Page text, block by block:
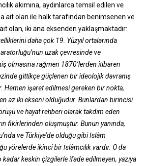
akımına, aydınlarca temsil edilen ve
ait olan ile halk tarafından benimsenen ve
olan, iki ana eksenden yaklaşmaktadır:
daha çok 19. Yüzyıl ortalarında
uzak çevresinde ve
olmasına rağmen 1870’lerden itibaren
gittikçe güçlenen bir ideolojik davranış
Hemen işaret edilmesi gereken bir nokta,
en az iki ekseni olduğudur. Bunlardan birincisi
ve hayat rehberi olarak takdim eden
fikirlerinden oluşmuştur. Bunun yanında,
ve Türkiye’de olduğu gibi İslâm
yörelerde ikinci bir İslâmcılık vardır. O da
keskin çizgilerle ifade edilmeyen, yazıya